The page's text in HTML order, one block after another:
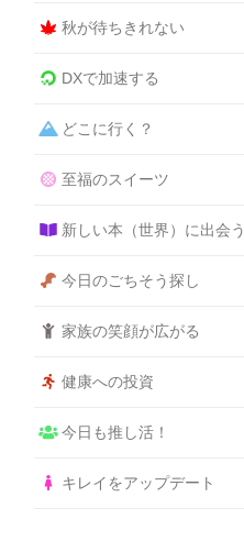
秋が待ちきれない
DXで加速する
どこに行く？
至福のスイーツ
新しい本（世界）に出会う
今日のごちそう探し
家族の笑顔が広がる
健康への投資
今日も推し活！
キレイをアップデート